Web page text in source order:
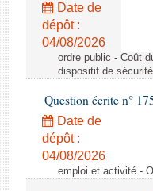
Date de
dépôt :
04/08/2026
ordre public - Coût
dispositif de
Question écrite n°
Date de
dépôt :
04/08/2026
emploi et activité -